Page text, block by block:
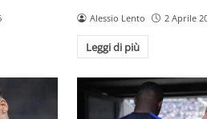
Alessio Lento 2 Aprile
Leggi di più